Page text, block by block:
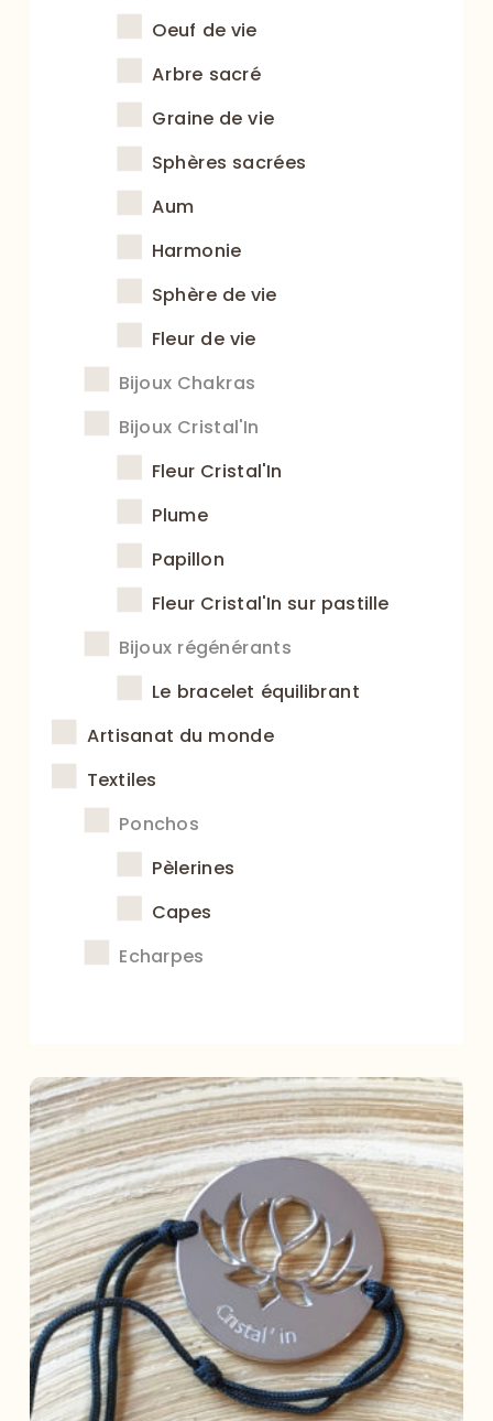
Oeuf de vie
Arbre sacré
Graine de vie
Sphères sacrées
Aum
Harmonie
Sphère de vie
Fleur de vie
Bijoux Chakras
Bijoux Cristal'In
Fleur Cristal'In
Plume
Papillon
Fleur Cristal'In sur pastille
Bijoux régénérants
Le bracelet équilibrant
Artisanat du monde
Textiles
Ponchos
Pèlerines
Capes
Echarpes